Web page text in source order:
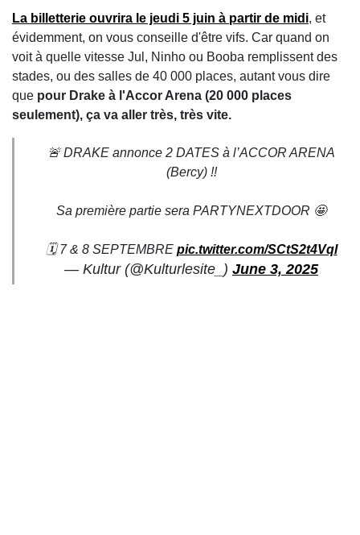
La billetterie ouvrira le jeudi 5 juin à partir de midi, et
évidemment, on vous conseille d'être vifs. Car quand on
voit à quelle vitesse Jul, Ninho ou Booba remplissent des
stades, ou des salles de 40 000 places, autant vous dire
que pour Drake à l'Accor Arena (20 000 places
seulement), ça va aller très, très vite.
🚨 DRAKE annonce 2 DATES à l’ACCOR ARENA
(Bercy) !!
Sa première partie sera PARTYNEXTDOOR 🤩
🗓️ 7 & 8 SEPTEMBRE pic.twitter.com/SCtS2t4Vql
— Kultur (@Kulturlesite_) June 3, 2025